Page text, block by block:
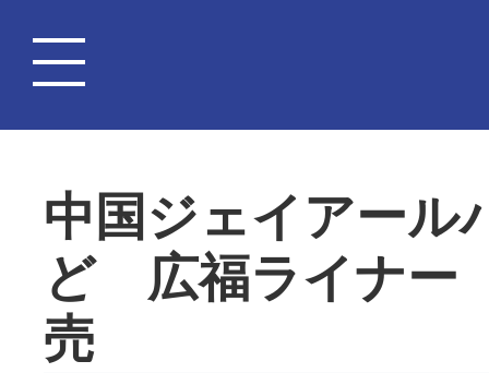
中国ジェイアール
ど 広福ライナー
売